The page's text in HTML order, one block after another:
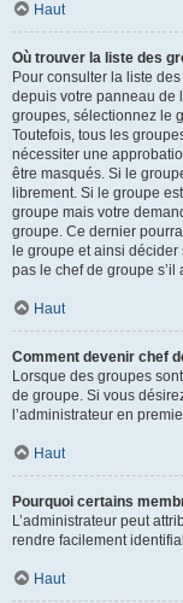
Haut
Où trouver la liste des
Pour consulter la liste
depuis votre panneau de
groupes, sélectionnez le
Toutefois, tous les
nécessiter une
être masqués. Si le
librement. Si le groupe
groupe mais votre
groupe. Ce dernier
le groupe et ainsi
pas le chef de groupe
Haut
Comment devenir chef
Lorsque des groupes
de groupe. Si vous
l’administrateur en
Haut
Pourquoi certains
L’administrateur peut
rendre facilement
Haut